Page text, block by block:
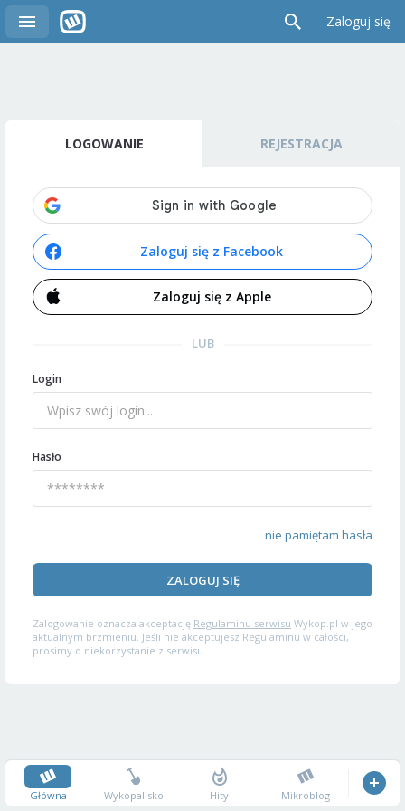
Zaloguj się
LOGOWANIE REJESTRACJA
Zaloguj się z Facebook
Zaloguj się z Apple
LUB
Login
Hasło
nie pamiętam hasła
ZALOGUJ SIĘ
Zalogowanie oznacza akceptację Regulaminu serwisu Wykop.pl w jego
aktualnym brzmieniu. Jeśli nie akceptujesz Regulaminu w całości,
prosimy o niekorzystanie z serwisu.
Główna Wykopalisko Hity Mikroblog